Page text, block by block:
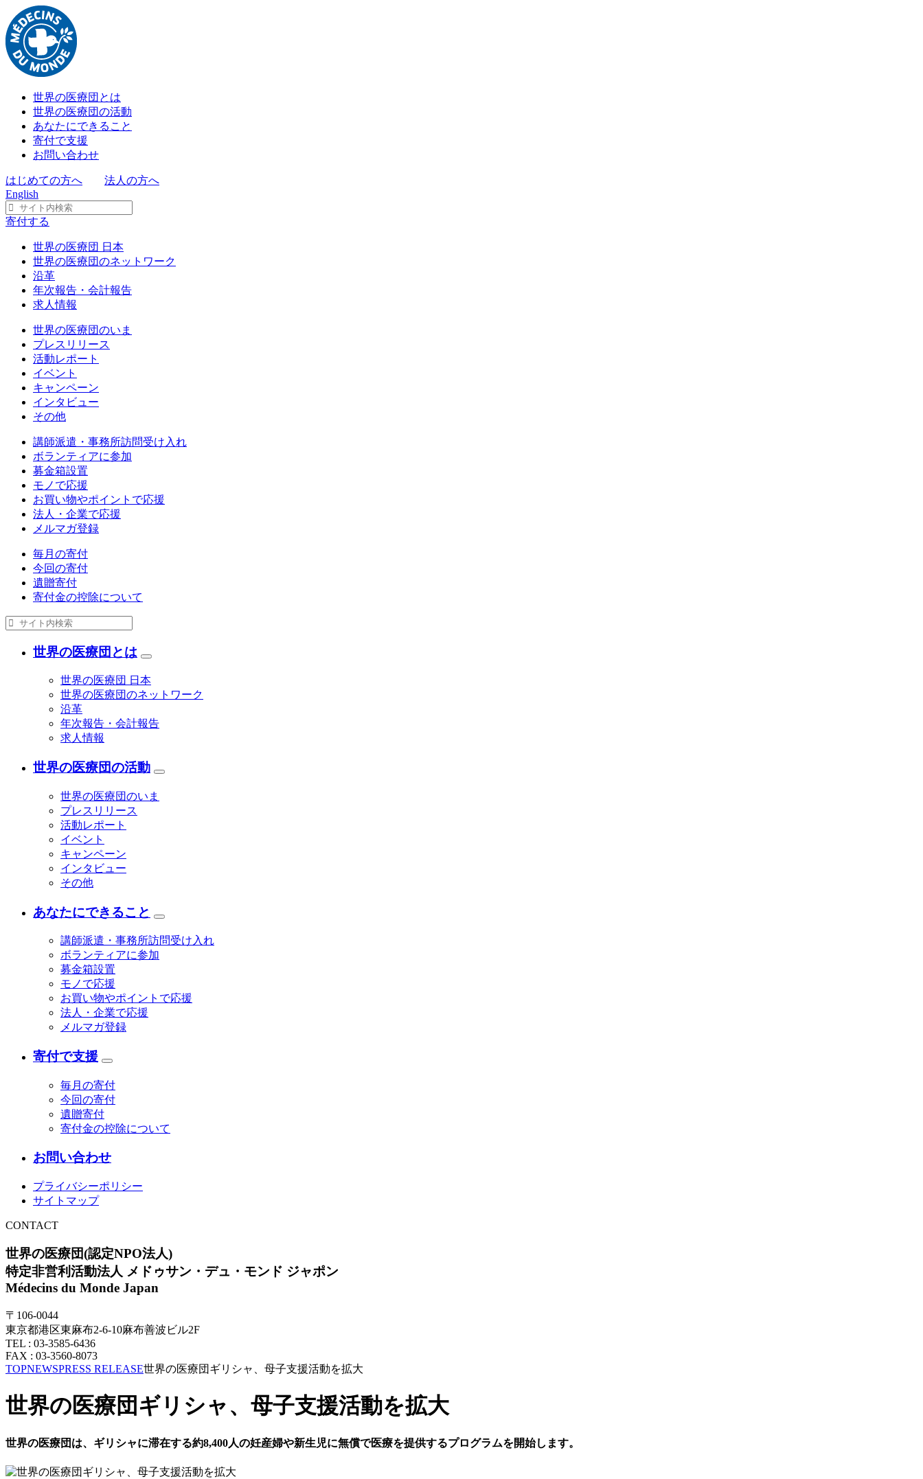
世界の医療団とは
世界の医療団の活動
あなたにできること
寄付で支援
お問い合わせ
はじめての方へ
法人の方へ
English
寄付する
世界の医療団 日本
世界の医療団のネットワーク
沿革
年次報告・会計報告
求人情報
世界の医療団のいま
プレスリリース
活動レポート
イベント
キャンペーン
インタビュー
その他
講師派遣・事務所訪問受け入れ
ボランティアに参加
募金箱設置
モノで応援
お買い物やポイントで応援
法人・企業で応援
メルマガ登録
毎月の寄付
今回の寄付
遺贈寄付
寄付金の控除について
世界の医療団とは
世界の医療団 日本
世界の医療団のネットワーク
沿革
年次報告・会計報告
求人情報
世界の医療団の活動
世界の医療団のいま
プレスリリース
活動レポート
イベント
キャンペーン
インタビュー
その他
あなたにできること
講師派遣・事務所訪問受け入れ
ボランティアに参加
募金箱設置
モノで応援
お買い物やポイントで応援
法人・企業で応援
メルマガ登録
寄付で支援
毎月の寄付
今回の寄付
遺贈寄付
寄付金の控除について
お問い合わせ
プライバシーポリシー
サイトマップ
CONTACT
世界の医療団(認定NPO法人)
特定非営利活動法人 メドゥサン・デュ・モンド ジャポン
Médecins du Monde Japan
〒106-0044
東京都港区東麻布2-6-10麻布善波ビル2F
TEL : 03-3585-6436
FAX : 03-3560-8073
TOPNEWSPRESS RELEASE世界の医療団ギリシャ、母子支援活動を拡大
世界の医療団ギリシャ、母子支援活動を拡大
世界の医療団は、ギリシャに滞在する約8,400人の妊産婦や新生児に無償で医療を提供するプログラムを開始します。